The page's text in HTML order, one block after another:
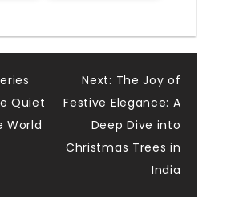
Quiet
World
Next: The Joy of
Festive Elegance: A
Deep Dive into
Christmas Trees in
India